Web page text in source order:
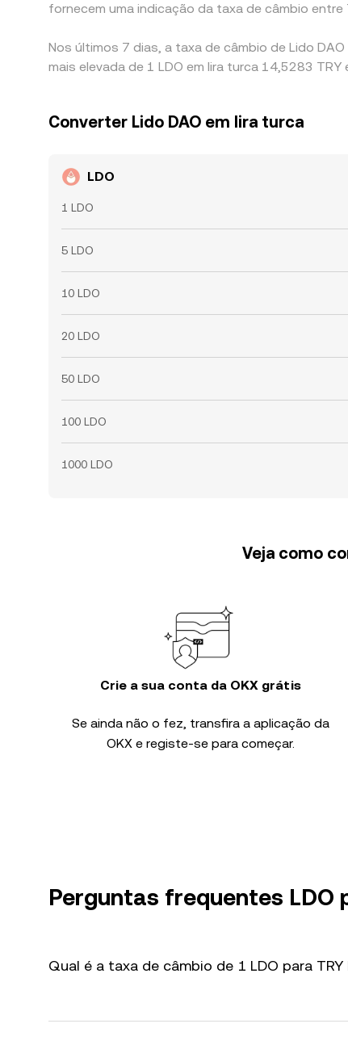
fornecem uma indicação da taxa de câmbio
Nos últimos 7 dias, a taxa de câmbio de Lido
mais elevada de 1 LDO em lira turca 14,5283
Converter Lido DAO em lira turca
LDO
1 LDO
5 LDO
10 LDO
20 LDO
50 LDO
100 LDO
1000 LDO
Veja como
Crie a sua conta da OKX grátis
Se ainda não o fez, transfira a aplicação da
OKX e registe-se para começar.
Perguntas frequentes LDO
Qual é a taxa de câmbio de 1 LDO para TRY